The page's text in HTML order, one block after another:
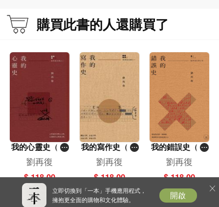
購買此書的人還購買了
我的心靈史（劉
再復自傳之二）
劉再復
$ 118.00
我的寫作史（劉
再復自傳之一）
劉再復
$ 118.00
我的錯誤史（劉
再復自傳之四）
劉再復
$ 118.00
立即切換到「一本」手機應用程式，
擁抱更全面的購物和文化體驗。
開啟